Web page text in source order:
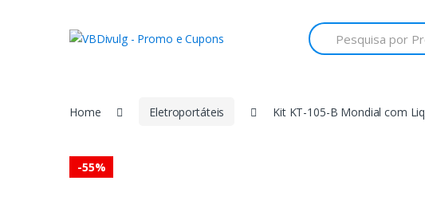
Search
for:
Home Eletroportáteis Kit KT-105-B Mondial com
-55%